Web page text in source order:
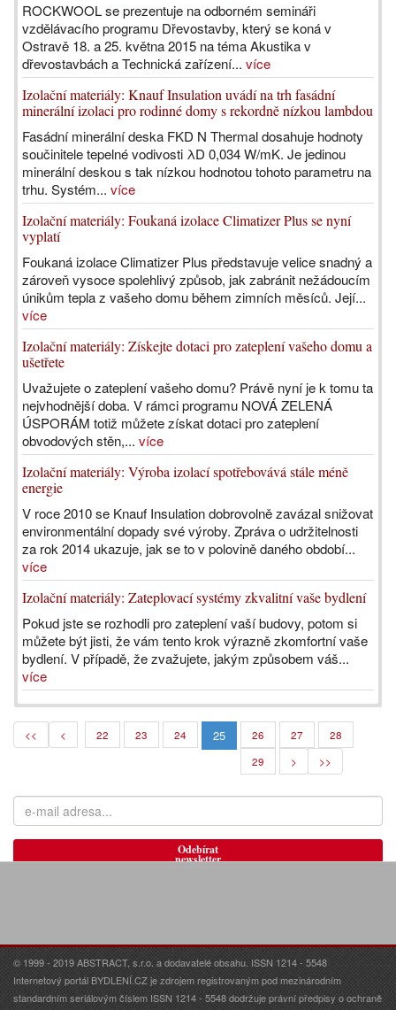
ROCKWOOL se prezentuje na odborném semináři
vzdělávacího programu Dřevostavby, který se koná v
Ostravě 18. a 25. května 2015 na téma Akustika v
dřevostavbách a Technická zařízení... více
Izolační materiály: Knauf Insulation uvádí na trh fasádní
minerální izolaci pro rodinné domy s rekordně nízkou lambdou
Fasádní minerální deska FKD N Thermal dosahuje hodnoty
součinitele tepelné vodivosti λD 0,034 W/mK. Je jedinou
minerální deskou s tak nízkou hodnotou tohoto parametru na
trhu. Systém... více
Izolační materiály: Foukaná izolace Climatizer Plus se nyní
vyplatí
Foukaná izolace Climatizer Plus představuje velice snadný a
zároveň vysoce spolehlivý způsob, jak zabránit nežádoucím
únikům tepla z vašeho domu během zimních měsíců. Její...
více
Izolační materiály: Získejte dotaci pro zateplení vašeho domu a
ušetřete
Uvažujete o zateplení vašeho domu? Právě nyní je k tomu ta
nejvhodnější doba. V rámci programu NOVÁ ZELENÁ
ÚSPORÁM totiž můžete získat dotaci pro zateplení
obvodových stěn,... více
Izolační materiály: Výroba izolací spotřebovává stále méně
energie
V roce 2010 se Knauf Insulation dobrovolně zavázal snižovat
environmentální dopady své výroby. Zpráva o udržitelnosti
za rok 2014 ukazuje, jak se to v polovině daného období...
více
Izolační materiály: Zateplovací systémy zkvalitní vaše bydlení
Pokud jste se rozhodli pro zateplení vaší budovy, potom si
můžete být jisti, že vám tento krok výrazně zkomfortní vaše
bydlení. V případě, že zvažujete, jakým způsobem váš...
více
<< < 22 23 24 25 26 27
28
29
> >>
Odebírat
newsletter
© 1999 - 2019 ABSTRACT, s.r.o. a dodavatelé obsahu. ISSN 1214 - 5548
Internetový portál BYDLENÍ.CZ je zdrojem registrovaným pod mezinárodním
standardním seriálovým číslem ISSN 1214 - 5548 dodržuje právní předpisy o ochraně